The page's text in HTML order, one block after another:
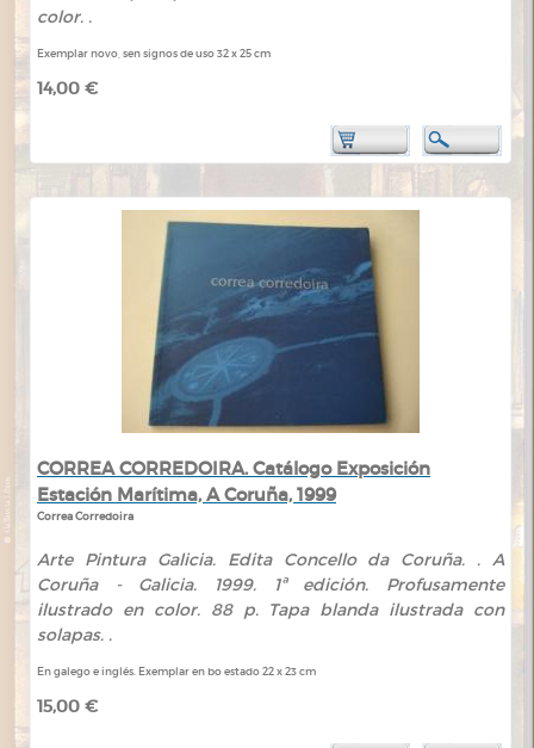
color. .
Exemplar novo, sen signos de uso 32 x 25 cm
14,00 €
CORREA CORREDOIRA. Catálogo Exposición
Estación Marítima, A Coruña, 1999
Correa Corredoira
Arte Pintura Galicia. Edita Concello da Coruña. . A
Coruña - Galicia. 1999. 1ª edición. Profusamente
ilustrado en color. 88 p. Tapa blanda ilustrada con
solapas. .
En galego e inglés. Exemplar en bo estado 22 x 23 cm
15,00 €